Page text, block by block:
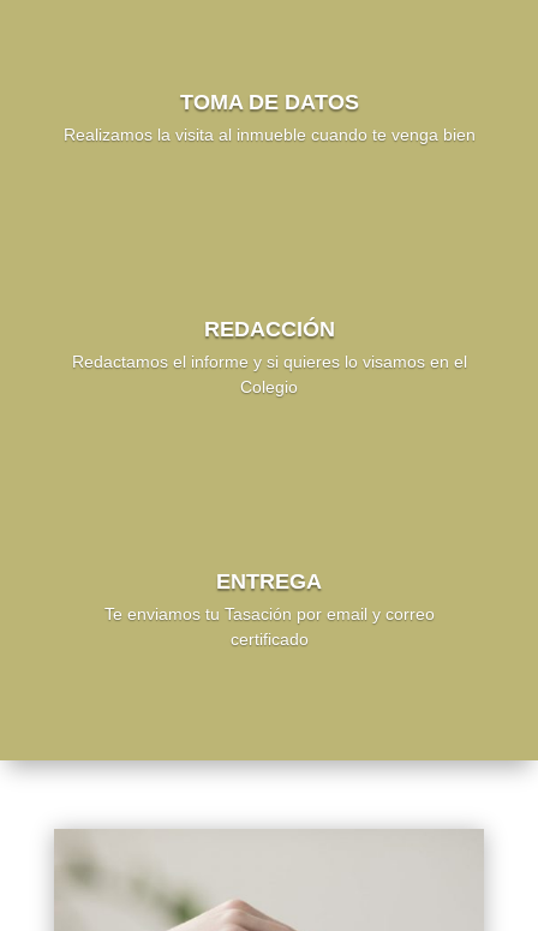
TOMA DE DATOS
Realizamos la visita al inmueble cuando te venga bien
REDACCIÓN
Redactamos el informe y si quieres lo visamos en el
Colegio
ENTREGA
Te enviamos tu Tasación por email y correo
certificado